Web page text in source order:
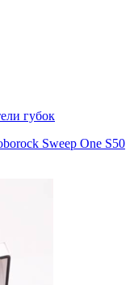
губок
Sweep One S50